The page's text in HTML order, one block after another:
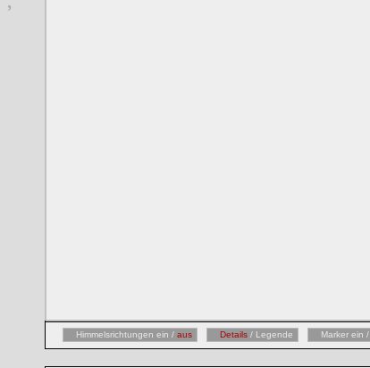
Himmelsrichtungen ein / aus Details / Legende Marker ein /